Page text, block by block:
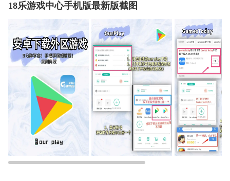
18乐游戏中心手机版最新版截图